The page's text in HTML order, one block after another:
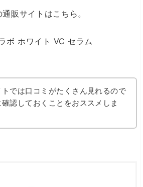
販サイトはこちら。
ボ ホワイト VC セラム
では口コミがたくさん見れるので
認しておくことをおススメしま